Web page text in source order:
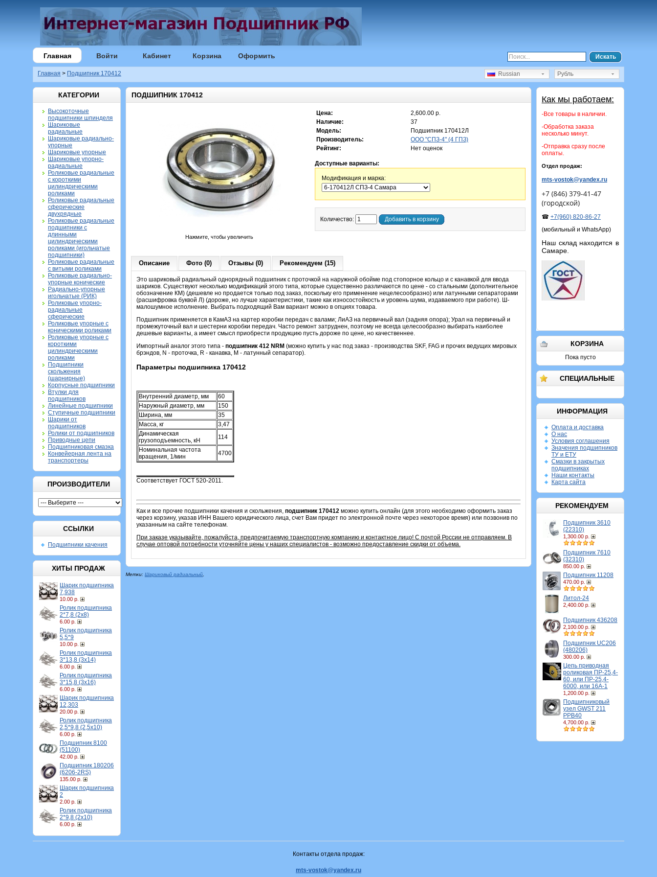
Главная Войти Кабинет Корзина Оформить Искать
Главная > Подшипник 170412 Рубль
Russian
КАТЕГОРИИ
Высокоточные
подшипники шпинделя
Шариковые
радиальные
Шариковые радиально-
упорные
Шариковые упорные
Шариковые упорно-
радиальные
Роликовые радиальные
с короткими
цилиндрическими
роликами
Роликовые радиальные
сферические
двухрядные
Роликовые радиальные
подшипники с
длинными
цилиндрическими
роликами (игольчатые
подшипники)
Роликовые радиальные
с витыми роликами
Роликовые радиально-
упорные конические
Радиально-упорные
игольчатые (РИК)
Роликовые упорно-
радиальные
сферические
Роликовые упорные с
коническими роликами
Роликовые упорные с
короткими
цилиндрическими
роликами
Подшипники
скольжения
(шарнирные)
Корпусные подшипники
Втулки для
подшипников
Линейные подшипники
Ступичные подшипники
Шарики от
подшипников
Ролики от подшипников
Приводные цепи
Подшипниковая смазка
Конвейерная лента на
транспортеры
ПРОИЗВОДИТЕЛИ
ССЫЛКИ
Подшипники качения
ХИТЫ ПРОДАЖ
Шарик подшипника
7,938
10.00 р.
Ролик подшипника
2*7,8 (2х8)
6.00 р.
Ролик подшипника
5,5*9
10.00 р.
Ролик подшипника
3*13,8 (3х14)
6.00 р.
Ролик подшипника
3*15,8 (3х16)
6.00 р.
Шарик подшипника
12,303
20.00 р.
Ролик подшипника
2,5*9,8 (2,5х10)
6.00 р.
Подшипник 8100
(51100)
42.00 р.
Подшипник 180206
(6206-2RS)
135.00 р.
Шарик подшипника
2
2.00 р.
Ролик подшипника
2*9,8 (2х10)
6.00 р.
Как мы работаем:
-Все товары в наличии.
-Обработка заказа
несколько минут.
-Отправка сразу после
оплаты.
Отдел продаж:
mts-vostok@yandex.ru
+7 (846) 379-41-47
(городской)
☎ +7(960) 820-86-27
(мобильный и WhatsApp)
Наш склад находится в
Самаре.
КОРЗИНА
Пока пусто
СПЕЦИАЛЬНЫЕ
ИНФОРМАЦИЯ
Оплата и доставка
О нас
Условия соглашения
Значения подшипников
ТУ и ЕТУ
Смазки в закрытых
подшипниках
Наши контакты
Карта сайта
РЕКОМЕНДУЕМ
Подшипник 3610
(22310)
1,300.00 р.
Подшипник 7610
(32310)
850.00 р.
Подшипник 11208
470.00 р.
Литол-24
2,400.00 р.
Подшипник 436208
2,100.00 р.
Подшипник UC206
(480206)
300.00 р.
Цепь приводная
роликовая ПР-25,4-
60, или ПР-25,4-
6000, или 16A-1
1,200.00 р.
Подшипниковый
узел GWST 211
PPB40
4,700.00 р.
ПОДШИПНИК 170412
Нажмите, чтобы увеличить
Цена:
2,600.00 р.
Наличие:
37
Модель:
Подшипник 170412Л
Производитель:
ООО "СПЗ-4" (4 ГПЗ)
Рейтинг:
Нет оценок
Доступные варианты:
Модификация и марка:
Количество: Добавить в корзину
Описание Фото (0) Отзывы (0) Рекомендуем (15)
Это шариковый радиальный однорядный подшипник с проточкой на наружной обойме под стопорное кольцо и с канавкой для ввода
шариков. Существуют несколько модификаций этого типа, которые существенно различаются по цене - со стальными (дополнительное
обозначение КМ) (дешевле но продается только под заказ, поскольку его применение нецелесообразно) или латунными сепараторами
(расшифровка буквой Л) (дороже, но лучше характеристики, такие как износостойкость и уровень шума, издаваемого при работе). Ш-
малошумное исполнение. Выбрать подходящий Вам вариант можно в опциях товара.
Подшипник применяется в КамАЗ на картер коробки передач с валами; ЛиАЗ на первичный вал (задняя опора); Урал на первичный и
промежуточный вал и шестерни коробки передач. Часто ремонт затруднен, поэтому не всегда целесообразно выбирать наиболее
дешевые варианты, а имеет смысл приобрести продукцию пусть дороже по цене, но качественнее.
Импортный аналог этого типа - подшипник 412 NRM (можно купить у нас под заказ - производства SKF, FAG и прочих ведущих мировых
брэндов, N - проточка, R - канавка, М - латунный сепаратор).
Параметры подшипника 170412
Внутренний диаметр, мм
60
Наружный диаметр, мм
150
Ширина, мм
35
Масса, кг
3,47
Динамическая
грузоподъемность, кН
114
Номинальная частота
вращения, 1/мин
4700
Соответствует ГОСТ 520-2011.
Как и все прочие подшипники качения и скольжения, подшипник 170412 можно купить онлайн (для этого необходимо оформить заказ
через корзину, указав ИНН Вашего юридического лица, счет Вам придет по электронной почте через некоторое время) или позвонив по
указанным на сайте телефонам.
При заказе указывайте, пожалуйста, предпочитаемую транспортную компанию и контактное лицо! С почтой России не отправляем. В
случае оптовой потребности уточняйте цены у наших специалистов - возможно предоставление скидки от объема.
Метки: Шариковый радиальный
Контакты отдела продаж:
mts-vostok@yandex.ru